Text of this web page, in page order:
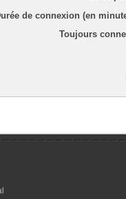
de connexion (en
Toujours